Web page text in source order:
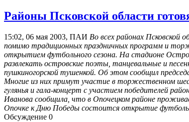
Районы Псковской области
15:02, 06 мая 2003, ПАИ Во всех районах Псковской
помимо традиционных праздничных программ и
открытием футбольного сезона. На стадионе
развлекать островские поэты, танцевальные и
пушкиногорской тушенкой. Об этом сообщил
Многие из них примут участие в торжественном
гулянья и гала-концерт с участием победителей
Иванова сообщила, что в Опочецком районе
Опочке к Дню Победы состоится открытие
Обсуждение 0